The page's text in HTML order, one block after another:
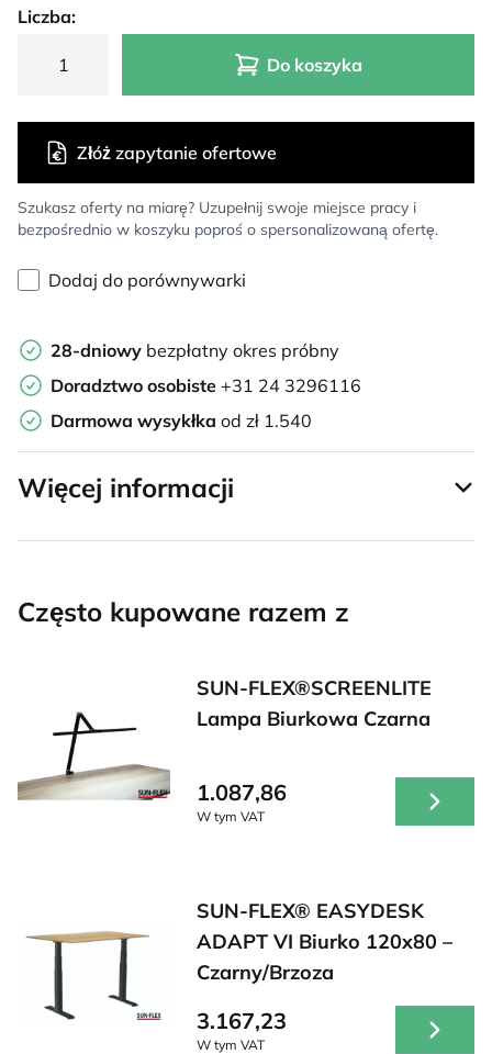
Liczba:
Do koszyka
Szukasz oferty na miarę? Uzupełnij swoje miejsce pracy i
bezpośrednio w koszyku poproś o spersonalizowaną ofertę.
Złóż zapytanie ofertowe
Dodaj do porównywarki
28-dniowy bezpłatny okres próbny
Doradztwo osobiste +31 24 3296116
Darmowa wysykłka od zł 1.540
Więcej informacji
Często kupowane razem z
SUN-FLEX®SCREENLITE
Lampa Biurkowa Czarna
1.087,86
W tym VAT
SUN-FLEX® EASYDESK
ADAPT VI Biurko 120x80 –
Czarny/Brzoza
3.167,23
W tym VAT